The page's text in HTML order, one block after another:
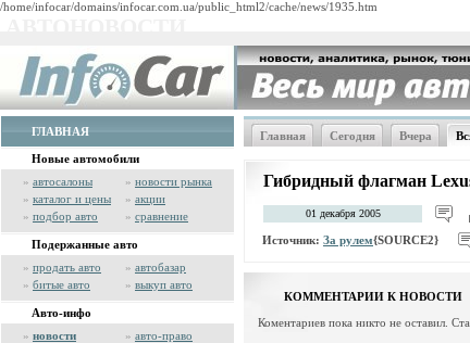
/home/infocar/domains/infocar.com.ua/public_html2/cache/news/1935.htm
ГЛАВНАЯ
Новые автомобили
» автосалоны » новости рынка
» каталог и цены » акции
» подбор авто » сравнение
Подержанные авто
» продать авто » автобазар
» битые авто » выкуп авто
Авто-инфо
» новости » авто-право
Главная Сегодня Вчера
Гибридный флагман
01 декабря 2005
Источник: За рулем{SOURCE2}
КОММЕНТАРИИ К НОВОСТИ
Коментариев пока никто не оставил.